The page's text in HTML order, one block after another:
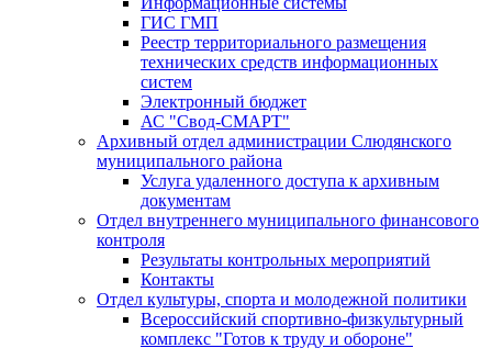
ГИС ГМП
Реестр территориального размещения
технических средств информационных
систем
Электронный бюджет
АС "Свод-СМАРТ"
Архивный отдел администрации Слюдянского
муниципального района
Услуга удаленного доступа к архивным
документам
Отдел внутреннего муниципального финансового
контроля
Результаты контрольных мероприятий
Контакты
Отдел культуры, спорта и молодежной политики
Всероссийский спортивно-физкультурный
комплекс "Готов к труду и обороне"